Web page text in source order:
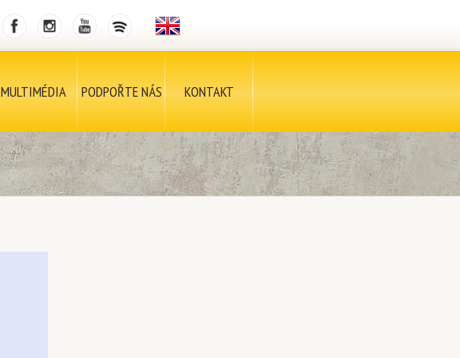
MULTIMÉDIA PODPOŘTE NÁS KONTAKT